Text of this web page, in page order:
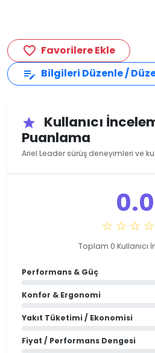
favorite_border Favorilere Ekle
edit_note Bilgileri Düzenle /
star
Kullanıcı
Puanlama
Ariel Leader sürüş deneyimleri ve
0.0
☆ ☆ ☆
Toplam 0 Kullanıcı
Performans & Güç
Konfor & Ergonomi
Yakıt Tüketimi / Ekonomisi
Fiyat / Performans Dengesi